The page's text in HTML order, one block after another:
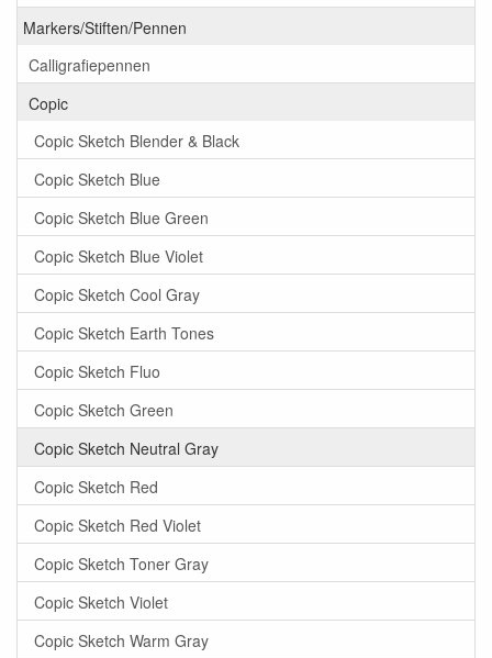
Markers/Stiften/Pennen
Calligrafiepennen
Copic
Copic Sketch Blender & Black
Copic Sketch Blue
Copic Sketch Blue Green
Copic Sketch Blue Violet
Copic Sketch Cool Gray
Copic Sketch Earth Tones
Copic Sketch Fluo
Copic Sketch Green
Copic Sketch Neutral Gray
Copic Sketch Red
Copic Sketch Red Violet
Copic Sketch Toner Gray
Copic Sketch Violet
Copic Sketch Warm Gray